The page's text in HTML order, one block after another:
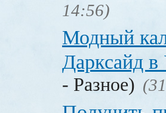
14:56)
Модный
Дарксайд в
- Разное)